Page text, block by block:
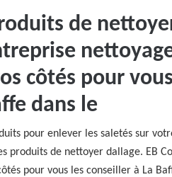
de
côtés pour
dans le
pour enlever les saletés sur
produits de nettoyer dallage. EB
pour vous les conseiller à La